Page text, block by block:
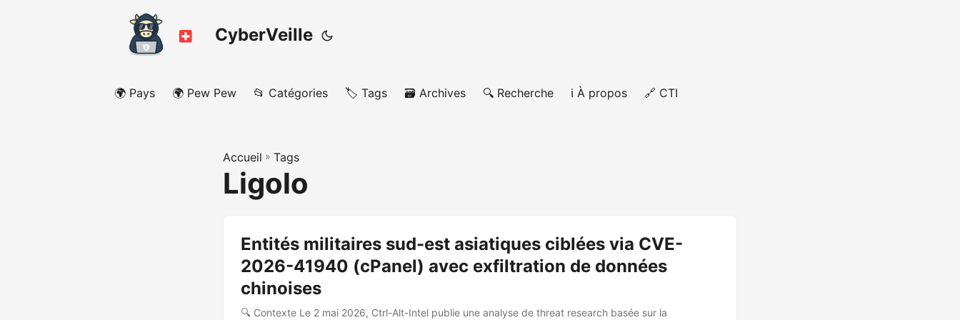
CyberVeille
🌍 Pays 🌍 Pew Pew 📂 Catégories 🏷️ Tags 🗃️ Archives 🔍 Recherche ℹ️ À propos 🔗 CTI
Accueil » Tags
Ligolo
Entités militaires sud-est asiatiques ciblées via CVE-
2026-41940 (cPanel) avec exfiltration de données
chinoises
🔍 Contexte Le 2 mai 2026, Ctrl-Alt-Intel publie une analyse de threat research basée sur la